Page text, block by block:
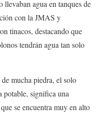
agua en tanques de
con la JMAS y
tinacos, destacando que
tendrán agua tan solo
mucha piedra, el solo
potable, significa una
se encuentra muy en alto